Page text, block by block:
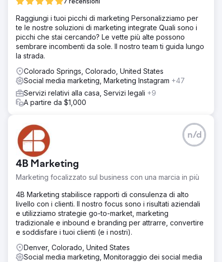
Raggiungi i tuoi picchi di marketing Personalizziamo per
te le nostre soluzioni di marketing integrate Quali sono i
picchi che stai cercando? Le vette più alte possono
sembrare incombenti da sole. Il nostro team ti guida lungo
la strada.
Colorado Springs, Colorado, United States
Social media marketing, Marketing Instagram +47
Servizi relativi alla casa, Servizi legali +9
A partire da $1,000
4B Marketing
Marketing focalizzato sul business con una marcia in più
n/d
4B Marketing stabilisce rapporti di consulenza di alto
livello con i clienti. Il nostro focus sono i risultati aziendali
e utilizziamo strategie go-to-market, marketing
tradizionale e inbound e branding per attrarre, convertire
e soddisfare i tuoi clienti (e i nostri).
Denver, Colorado, United States
Social media marketing, Monitoraggio dei social media